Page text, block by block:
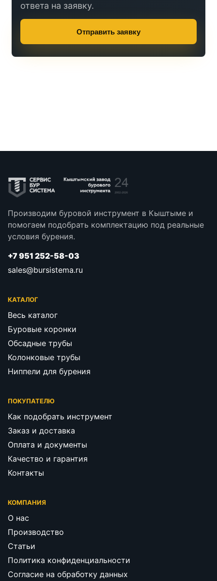
ответа на заявку.
Отправить заявку
Производим буровой инструмент в Кыштыме и
помогаем подобрать комплектацию под реальные
условия бурения.
+7 951 252-58-03
sales@bursistema.ru
КАТАЛОГ
Весь каталог
Буровые коронки
Обсадные трубы
Колонковые трубы
Ниппели для бурения
ПОКУПАТЕЛЮ
Как подобрать инструмент
Заказ и доставка
Оплата и документы
Качество и гарантия
Контакты
КОМПАНИЯ
О нас
Производство
Статьи
Политика конфиденциальности
Согласие на обработку данных